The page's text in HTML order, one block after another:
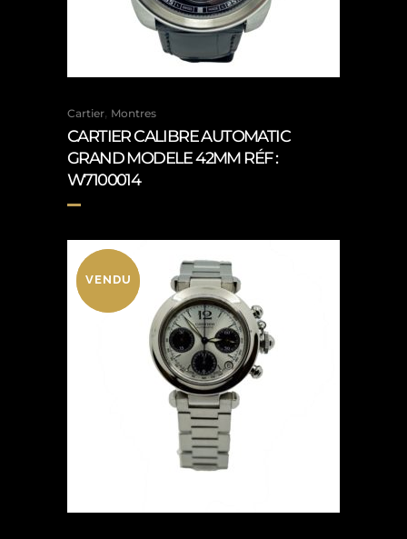
Cartier, Montres
CARTIER CALIBRE AUTOMATIC
GRAND MODELE 42MM RÉF :
W7100014
VENDU
VENDU